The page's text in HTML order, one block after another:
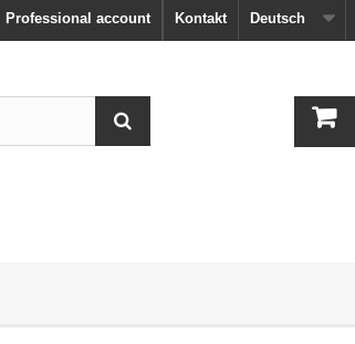
Deutsch
Kontakt
Professional account